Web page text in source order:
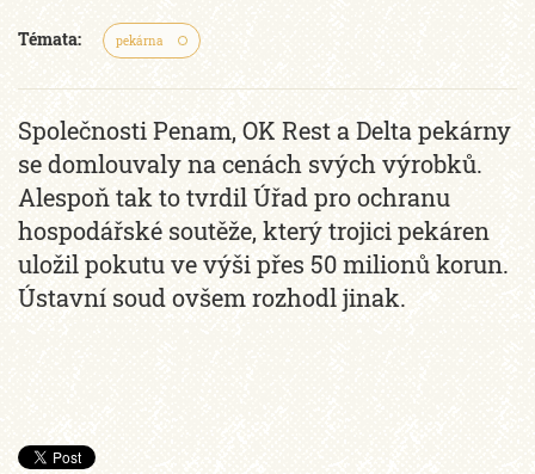
Témata: pekárna
Společnosti Penam, OK Rest a Delta pekárny
se domlouvaly na cenách svých výrobků.
Alespoň tak to tvrdil Úřad pro ochranu
hospodářské soutěže, který trojici pekáren
uložil pokutu ve výši přes 50 milionů korun.
Ústavní soud ovšem rozhodl jinak.